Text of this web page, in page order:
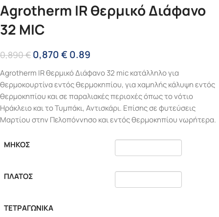
Agrotherm IR θερμικό Διάφανο
32 MIC
0,890€ 0,870€ 0.89
Agrotherm IR θερμικό Διάφανο 32 mic κατάλληλο για
θερμοκουρτίνα εντός θερμοκηπίου, για χαμηλής κάλυψη εντός
θερμοκηπίου και σε παραλιακές περιοχές όπως το νότιο
Ηράκλειο και το Τυμπάκι, Αντισκάρι. Επίσης σε φυτεύσεις
Μαρτίου στην Πελοπόννησο και εντός θερμοκηπίου νωρήτερα.
ΜΗΚΟΣ
ΠΛΑΤΟΣ
ΤΕΤΡΑΓΩΝΙΚΑ